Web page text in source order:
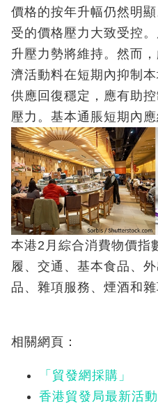
價格的按年升幅仍然明
受的價格壓力大致受控
升壓力勢將維持。然而
濟活動料在短期內抑制
供應回復穩定，應有助
壓力。基本通脹短期內應
本港2月綜合消費物價指
履、交通、基本食品、
品、雜項服務、煙酒和
相關網頁：
「貿發網採購」
香港貿發局最新活